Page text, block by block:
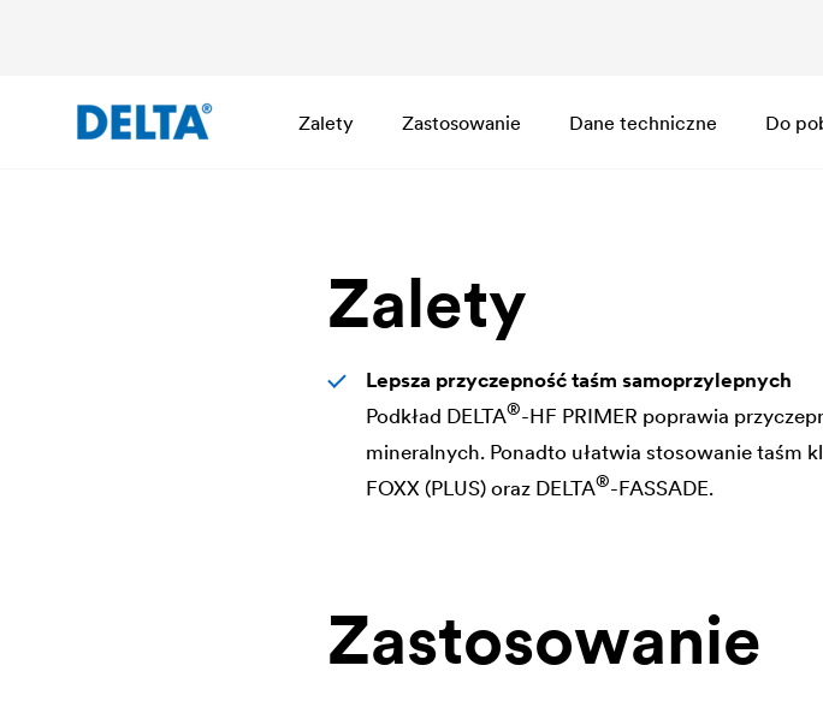
Zalety Zastosowanie Dane techniczne Do
Zalety
Lepsza przyczepność taśm samoprzylepnych
Podkład DELTA®-HF PRIMER poprawia
mineralnych. Ponadto ułatwia stosowanie taśm
FOXX (PLUS) oraz DELTA®-FASSADE.
Zastosowanie